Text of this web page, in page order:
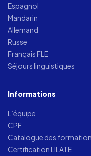
Espagnol
Mandarin
Allemand
Russe
Français FLE
Séjours linguistiques
Informations
L’équipe
CPF
Catalogue des
Certification LILATE